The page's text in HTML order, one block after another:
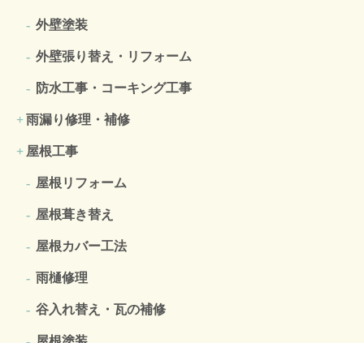
外壁塗装
外壁張り替え・リフォーム
防水工事・コーキング工事
雨漏り修理・補修
屋根工事
屋根リフォーム
屋根葺き替え
屋根カバー工法
雨樋修理
谷入れ替え・瓦の補修